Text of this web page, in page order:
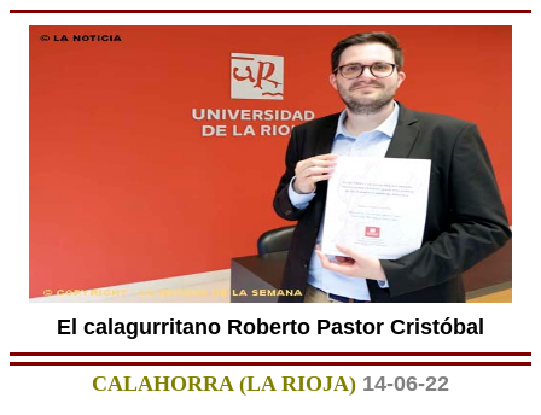
El calagurritano Roberto Pastor Cristóbal
CALAHORRA (LA RIOJA) 14-06-22